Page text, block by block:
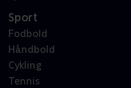
Sport
Fodbold
Håndbold
Cykling
Tennis